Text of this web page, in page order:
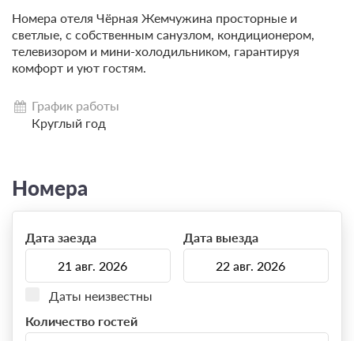
Номера отеля Чёрная Жемчужина просторные и
светлые, с собственным санузлом, кондиционером,
телевизором и мини-холодильником, гарантируя
комфорт и уют гостям.
График работы
Круглый год
Номера
Дата заезда Дата выезда
Даты неизвестны
Количество гостей